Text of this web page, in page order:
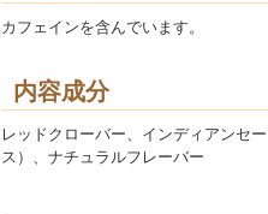
カフェインを含んでいます。
内容成分
レッドクローバー、インディアンセ
ス）、ナチュラルフレーバー